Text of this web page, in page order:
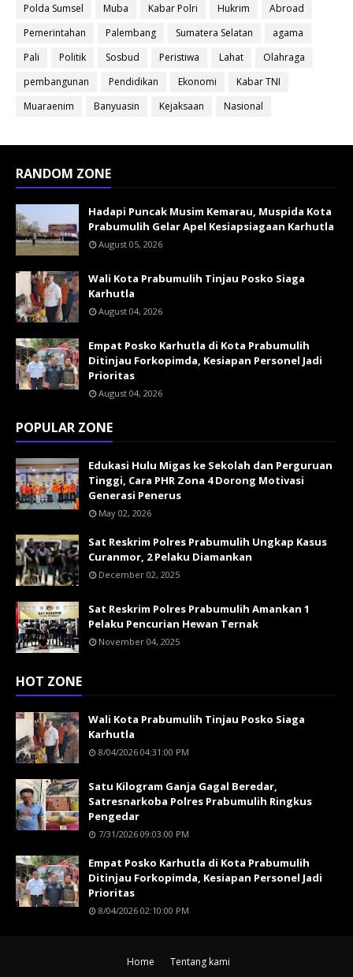
Polda Sumsel
Muba Kabar Polri Hukrim
Abroad
Pemerintahan
Palembang Sumatera Selatan
agama
Pali
Politik Sosbud Peristiwa Lahat
Olahraga
pembangunan
Pendidikan Ekonomi
Kabar TNI
Muaraenim
Banyuasin Kejaksaan Nasional
RANDOM ZONE
Hadapi Puncak Musim Kemarau, Muspida Kota
Prabumulih Gelar Apel Kesiapsiagaan Karhutla
August 05, 2026
Wali Kota Prabumulih Tinjau Posko Siaga
Karhutla
August 04, 2026
Empat Posko Karhutla di Kota Prabumulih
Ditinjau Forkopimda, Kesiapan Personel Jadi
Prioritas
August 04, 2026
POPULAR ZONE
Edukasi Hulu Migas ke Sekolah dan Perguruan
Tinggi, Cara PHR Zona 4 Dorong Motivasi
Generasi Penerus
May 02, 2026
Sat Reskrim Polres Prabumulih Ungkap Kasus
Curanmor, 2 Pelaku Diamankan
December 02, 2025
Sat Reskrim Polres Prabumulih Amankan 1
Pelaku Pencurian Hewan Ternak
November 04, 2025
HOT ZONE
Wali Kota Prabumulih Tinjau Posko Siaga
Karhutla
8/04/2026 04:31:00 PM
Satu Kilogram Ganja Gagal Beredar,
Satresnarkoba Polres Prabumulih Ringkus
Pengedar
7/31/2026 09:03:00 PM
Empat Posko Karhutla di Kota Prabumulih
Ditinjau Forkopimda, Kesiapan Personel Jadi
Prioritas
8/04/2026 02:10:00 PM
Home Tentang kami